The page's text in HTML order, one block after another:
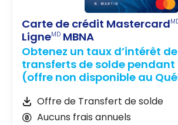
Carte de crédit Mastercard
LigneMD MBNA
Obtenez un taux d’intérêt de
transferts de solde pendant
(offre non disponible au
Offre de Transfert de solde
Aucuns frais annuels